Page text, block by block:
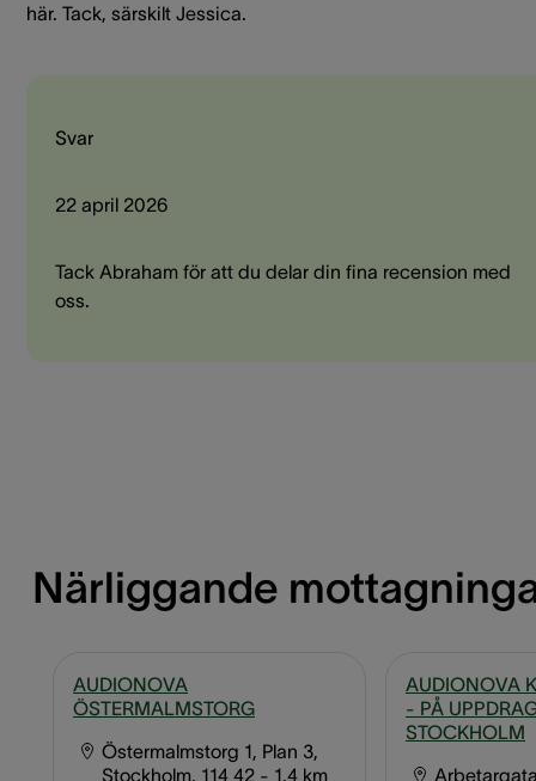
här. Tack, särskilt Jessica.
Svar
22 april 2026
Tack Abraham för att du delar din fina recension med
oss.
Närliggande
AUDIONOVA
ÖSTERMALMSTORG
Östermalmstorg 1, Plan 3,
Stockholm, 114 42 - 1,4 km
AUDIONOVA
- PÅ
STOCKHOLM